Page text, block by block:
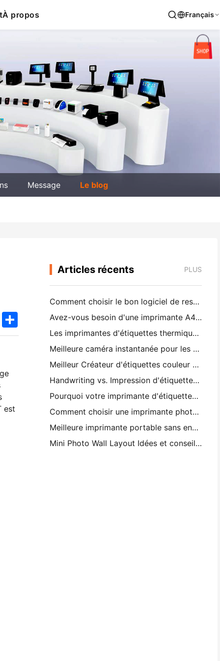
À propos Français
Message Le blog
TwitterShare
est
Articles récents PLUS
Comment choisir le bon logiciel de restaurant pour votre petit ou moyen restaurant
Avez-vous besoin d'une imprimante A4 portable pour les factures d'entrepôt? Ce qui fonctionne réellement
Les imprimantes d'étiquettes thermiques peuvent-elles fabriquer des étiquettes imperméables pour les produits des petites entreprises?
Meilleure caméra instantanée pour les débutants qui ne veulent pas gaspiller du papier
Meilleur Créateur d'étiquettes couleur pour le journaling et le scrapbooking: ajouter plus de couleur à chaque page
Handwriting vs. Impression d'étiquettes d'expédition: conseils pour les petites entreprises en 2026
Pourquoi votre imprimante d'étiquettes continue-t-elle à brouiller?
Comment choisir une imprimante photo de poche: un guide complet pour les utilisateurs de journaux, de voyages et d'iPhone
Meilleure imprimante portable sans encre pour les voyages, l'école et le travail mobile: Hanin MT620 Pro Review
Mini Photo Wall Layout Idées et conseils pour la décoration de la chambre à coucher et du dortoir